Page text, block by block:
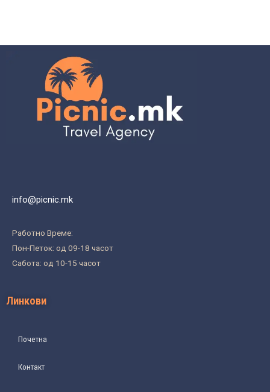
info@picnic.mk
Работно Време:
Пон-Петок: од 09-18 часот
Сабота: од 10-15 часот
Линкови
Почетна
Контакт